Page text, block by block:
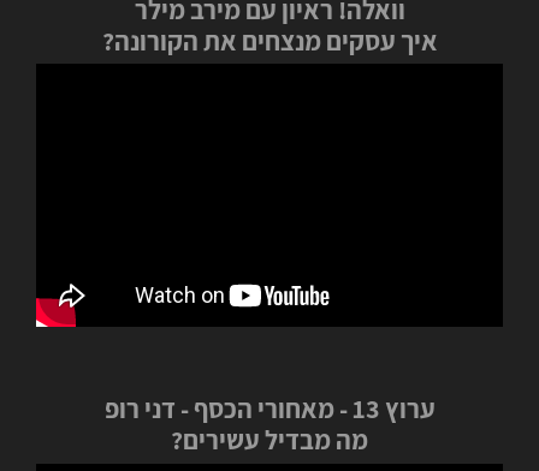
וואלה! ראיון עם מירב מילר
איך עסקים מנצחים את הקורונה?
ערוץ 13 - מאחורי הכסף - דני רופ
מה מבדיל עשירים?